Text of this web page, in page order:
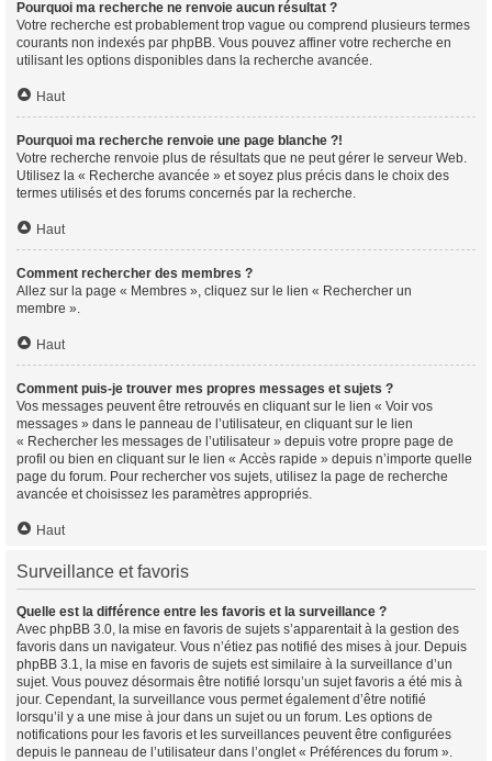
Pourquoi ma recherche ne renvoie aucun résultat ?
Votre recherche est probablement trop vague ou comprend plusieurs termes
courants non indexés par phpBB. Vous pouvez affiner votre recherche en
utilisant les options disponibles dans la recherche avancée.
Haut
Pourquoi ma recherche renvoie une page blanche ?!
Votre recherche renvoie plus de résultats que ne peut gérer le serveur Web.
Utilisez la « Recherche avancée » et soyez plus précis dans le choix des
termes utilisés et des forums concernés par la recherche.
Haut
Comment rechercher des membres ?
Allez sur la page « Membres », cliquez sur le lien « Rechercher un
membre ».
Haut
Comment puis-je trouver mes propres messages et sujets ?
Vos messages peuvent être retrouvés en cliquant sur le lien « Voir vos
messages » dans le panneau de l’utilisateur, en cliquant sur le lien
« Rechercher les messages de l’utilisateur » depuis votre propre page de
profil ou bien en cliquant sur le lien « Accès rapide » depuis n’importe quelle
page du forum. Pour rechercher vos sujets, utilisez la page de recherche
avancée et choisissez les paramètres appropriés.
Haut
Surveillance et favoris
Quelle est la différence entre les favoris et la surveillance ?
Avec phpBB 3.0, la mise en favoris de sujets s’apparentait à la gestion des
favoris dans un navigateur. Vous n’étiez pas notifié des mises à jour. Depuis
phpBB 3.1, la mise en favoris de sujets est similaire à la surveillance d’un
sujet. Vous pouvez désormais être notifié lorsqu’un sujet favoris a été mis à
jour. Cependant, la surveillance vous permet également d’être notifié
lorsqu’il y a une mise à jour dans un sujet ou un forum. Les options de
notifications pour les favoris et les surveillances peuvent être configurées
depuis le panneau de l’utilisateur dans l’onglet « Préférences du forum ».